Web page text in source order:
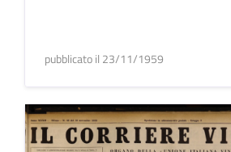
pubblicato il 23/11/1959